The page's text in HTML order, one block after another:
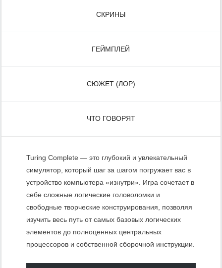
СКРИНЫ
ГЕЙМПЛЕЙ
СЮЖЕТ (ЛОР)
ЧТО ГОВОРЯТ
Turing Complete — это глубокий и увлекательный
симулятор, который шаг за шагом погружает вас в
устройство компьютера «изнутри». Игра сочетает в
себе сложные логические головоломки и
свободные творческие конструирования, позволяя
изучить весь путь от самых базовых логических
элементов до полноценных центральных
процессоров и собственной сборочной инструкции.